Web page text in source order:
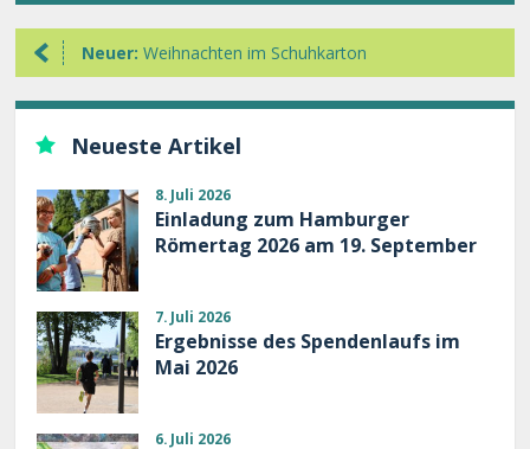
Neuer:Weihnachten im Schuhkarton
Neueste Artikel
8. Juli 2026
Einladung zum Hamburger
Römertag 2026 am 19. September
7. Juli 2026
Ergebnisse des Spendenlaufs im
Mai 2026
6. Juli 2026